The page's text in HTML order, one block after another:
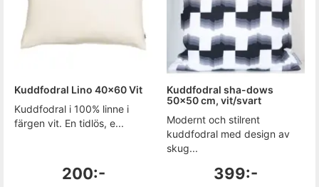
Kuddfodral Lino 40x60 Vit
Kuddfodral i 100% linne i
färgen vit. En tidlös, e...
200:-
Kuddfodral sha-dows
50x50 cm, vit/svart
Modernt och stilrent
kuddfodral med design av
skug...
399:-